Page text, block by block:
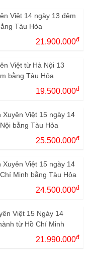
Việt 14 ngày 13 đêm
Tàu Hỏa
21.900.000đ
Việt từ Hà Nội 13
bằng Tàu Hỏa
19.500.000đ
Xuyên Việt 15 ngày 14
bằng Tàu Hỏa
25.500.000đ
Xuyên Việt 15 ngày 14
Minh bằng Tàu Hỏa
24.500.000đ
Việt 15 Ngày 14
từ Hồ Chí Minh
21.990.000đ